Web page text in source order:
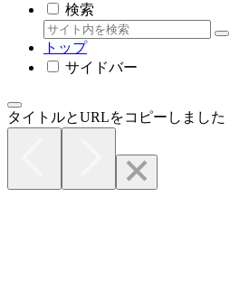
検索
トップ
サイドバー
タイトルとURLをコピーしました